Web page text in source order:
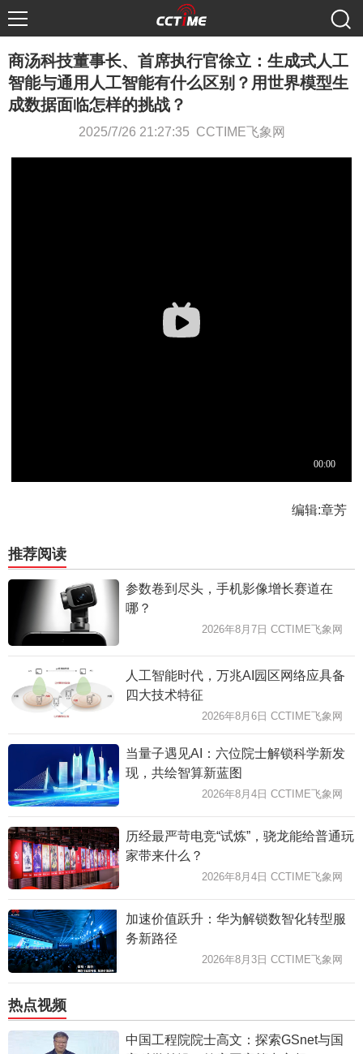
商汤科技董事长、首席执行官徐立：生成式人工
智能与通用人工智能有什么区别？用世界模型生
成数据面临怎样的挑战？
2025/7/26 21:27:35 CCTIME飞象网
编辑:章芳
推荐阅读
参数卷到尽头，手机影像增长赛道在
哪？
2026年8月7日 CCTIME飞象网
人工智能时代，万兆AI园区网络应具备
四大技术特征
2026年8月6日 CCTIME飞象网
当量子遇见AI：六位院士解锁科学新发
现，共绘智算新蓝图
2026年8月4日 CCTIME飞象网
历经最严苛电竞“试炼”，骁龙能给普通玩
家带来什么？
2026年8月4日 CCTIME飞象网
加速价值跃升：华为解锁数智化转型服
务新路径
2026年8月3日 CCTIME飞象网
热点视频
中国工程院院士高文：探索GSnet与国